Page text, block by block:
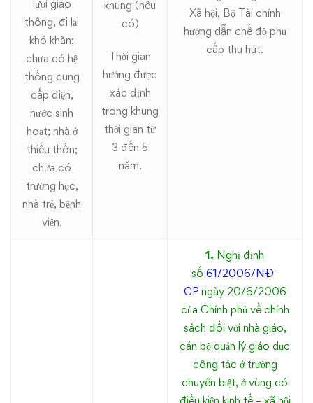
lưới giao
thông, đi lại
khó khăn;
chưa có hệ
thống cung
cấp điện,
nước sinh
hoạt; nhà ở
thiếu thốn;
chưa có
trường học,
nhà trẻ, bệnh
viện.
khung (nếu
có)
Thời gian
hưởng được
xác định
trong khung
thời gian từ
3 đến 5
năm.
Xã hội, Bộ Tài chính
hướng dẫn chế độ phụ
cấp thu hút.
1. Nghị định
số 61/2006/NĐ-
CPngày 20/6/2006
của Chính phủ về chính
sách đối với nhà giáo,
cán bộ quản lý giáo dục
công tác ở trường
chuyên biệt, ở vùng có